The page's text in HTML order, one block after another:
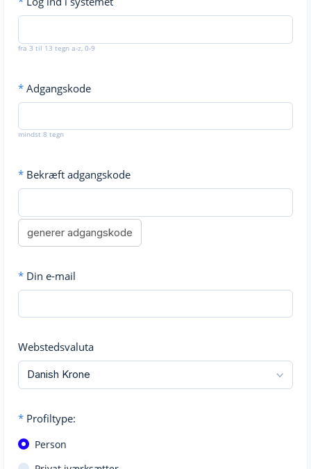
fra 3 til 13 tegn a-z, 0-9
* Adgangskode
mindst 8 tegn
* Bekræft adgangskode
generer adgangskode
* Din e-mail
Webstedsvaluta
* Profiltype:
Person